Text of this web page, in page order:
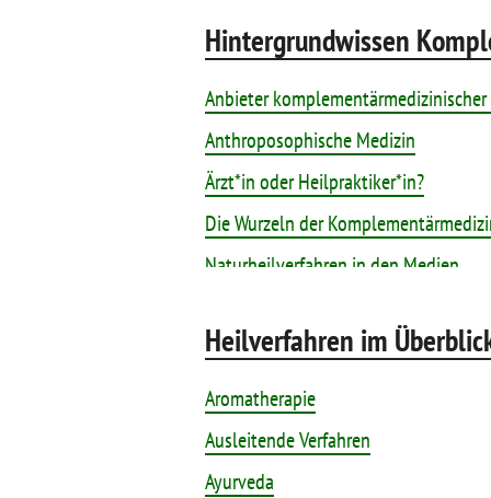
Hintergrundwissen
Anbieter
Anthroposophische Medizin
Ärzt*in oder Heilpraktiker*in?
Die Wurzeln der
Naturheilverfahren in den Medien
Natürlich heilen, aber wie?
Unspezifische Wirkungen – wie sie
Wissenschaftliche Prüfung von
Heilverfahren im
Aromatherapie
Ausleitende Verfahren
Ayurveda